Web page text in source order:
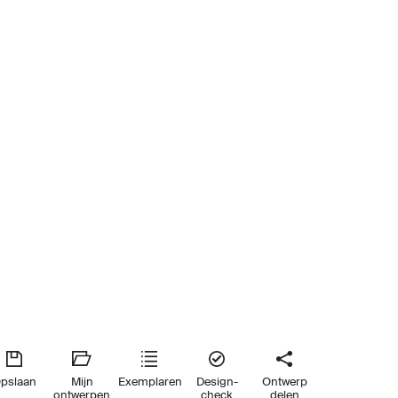
Mijn
ontwerpen
Exemplaren
Design-
check
Ontwerp
delen